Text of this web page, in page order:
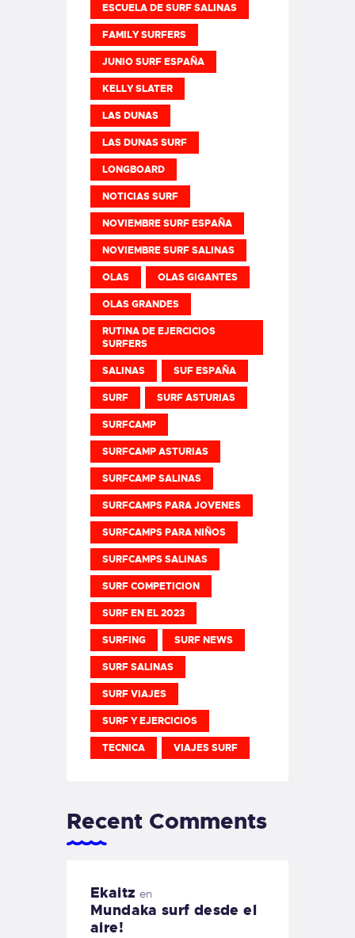
ESCUELA DE SURF SALINAS
FAMILY SURFERS
JUNIO SURF ESPAÑA
KELLY SLATER
LAS DUNAS
LAS DUNAS SURF
LONGBOARD
NOTICIAS SURF
NOVIEMBRE SURF ESPAÑA
NOVIEMBRE SURF SALINAS
OLAS OLAS GIGANTES
OLAS GRANDES
RUTINA DE EJERCICIOS
SURFERS
SALINAS SUF ESPAÑA
SURF SURF ASTURIAS
SURFCAMP
SURFCAMP ASTURIAS
SURFCAMP SALINAS
SURFCAMPS PARA JOVENES
SURFCAMPS PARA NIÑOS
SURFCAMPS SALINAS
SURF COMPETICION
SURF EN EL 2023
SURFING SURF NEWS
SURF SALINAS
SURF VIAJES
SURF Y EJERCICIOS
TECNICA VIAJES SURF
Recent Comments
Ekaitz en
Mundaka surf desde el
aire!